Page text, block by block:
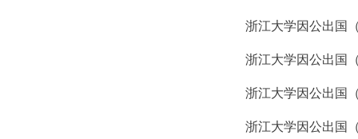
浙江大学因公出国
浙江大学因公出国
浙江大学因公出国
浙江大学因公出国